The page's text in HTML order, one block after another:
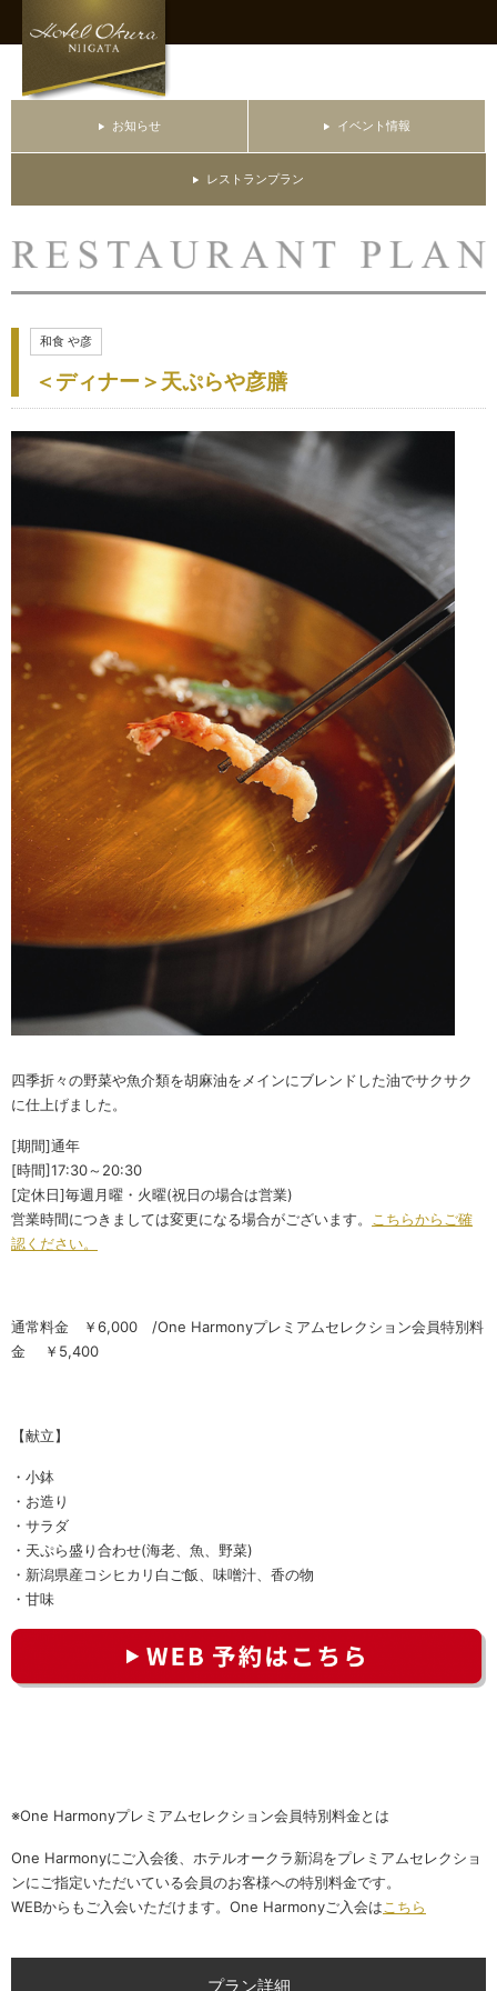
お知らせ イベント情報
レストランプラン
和食 や彦
＜ディナー＞天ぷらや彦膳
四季折々の野菜や魚介類を胡麻油をメインにブレンドした油でサクサク
に仕上げました。
[期間]通年
[時間]17:30～20:30
[定休日]毎週月曜・火曜(祝日の場合は営業)
営業時間につきましては変更になる場合がございます。
こちらからご確
認ください。
通常料金 ￥6,000 /One Harmonyプレミアムセレクション会員特別料
金 ￥5,400
【献立】
・小鉢
・お造り
・サラダ
・天ぷら盛り合わせ(海老、魚、野菜)
・新潟県産コシヒカリ白ご飯、味噌汁、香の物
・甘味
※One Harmonyプレミアムセレクション会員特別料金とは
One Harmonyにご入会後、ホテルオークラ新潟をプレミアムセレクショ
ンにご指定いただいている会員のお客様への特別料金です。
WEBからもご入会いただけます。One Harmonyご入会は こちら
プラン詳細